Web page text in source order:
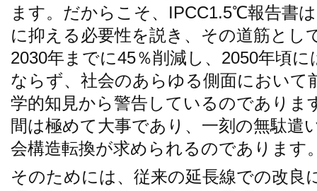
ます。だからこそ、IPCC1.5℃報告書
に抑える必要性を説き、その道筋とし
2030年までに45％削減し、2050年頃
ならず、社会のあらゆる側面において
学的知見から警告しているのでありま
間は極めて大事であり、一刻の無駄遣
会構造転換が求められるのであります
そのためには、従来の延長線での改良